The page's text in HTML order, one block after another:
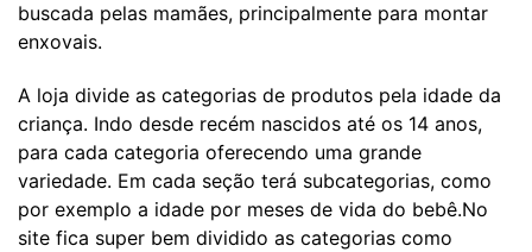
buscada pelas mamães, principalmente para montar
enxovais.
A loja divide as categorias de produtos pela idade da
criança. Indo desde recém nascidos até os 14 anos,
para cada categoria oferecendo uma grande
variedade. Em cada seção terá subcategorias, como
por exemplo a idade por meses de vida do bebê.No
site fica super bem dividido as categorias como